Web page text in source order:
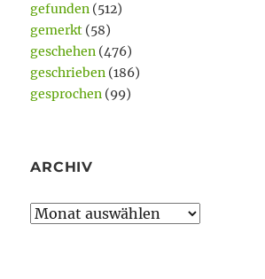
gefunden (512)
gemerkt (58)
geschehen (476)
geschrieben (186)
gesprochen (99)
ARCHIV
Archiv